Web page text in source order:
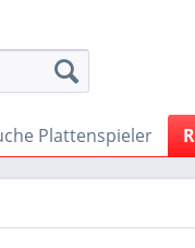
Plattenspieler